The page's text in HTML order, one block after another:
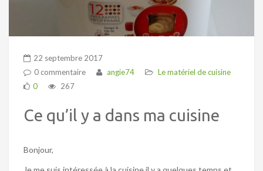
22 septembre 2017
0 commentaire
angie74
Le matériel de cuisine
0
267
Ce qu’il y a dans ma cuisine
Bonjour,